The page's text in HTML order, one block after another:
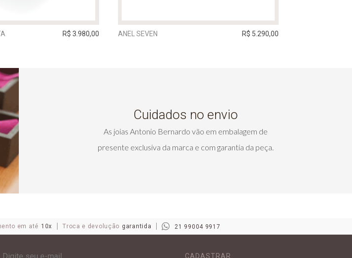
R$ 3.980,00 ANEL SEVEN R$ 5.290,00
Cuidados no envio
As joias Antonio Bernardo vão em embalagem de
presente exclusiva da marca e com garantia da peça.
em até 10x Troca e devolução garantida 21 99004 9917
CADASTRAR